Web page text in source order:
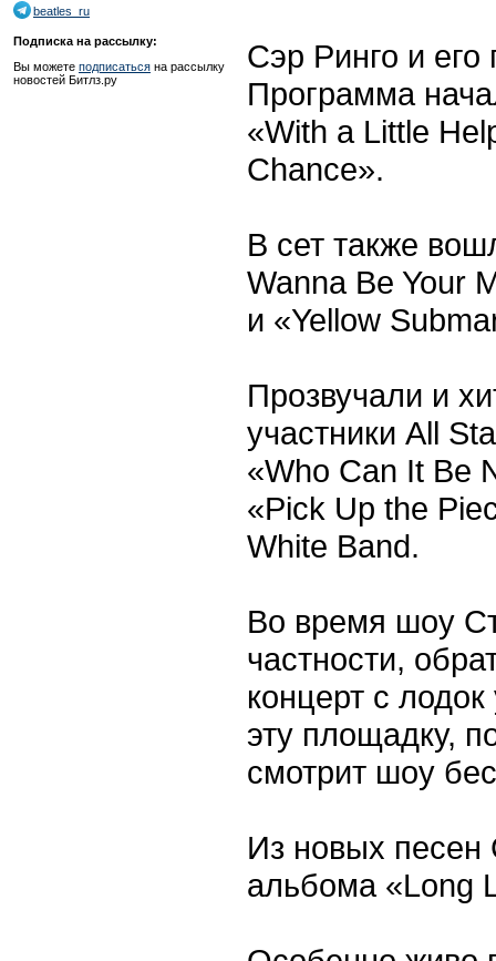
beatles_ru
Подписка на рассылку:
Вы можете подписаться на рассылку
новостей Битлз.ру
Сэр Ринго и
Программа
«With a Little
Chance».
В сет также
Wanna Be Your
и «Yellow
Прозвучали и
участники All
«Who Can It Be
«Pick Up the
White Band.
Во время шоу
частности,
концерт с
эту площадку,
смотрит шоу
Из новых песен
альбома «Long